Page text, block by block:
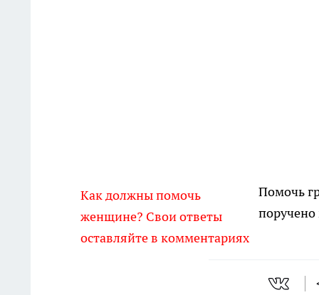
Как должны помочь
женщине? Свои ответы
оставляйте в комментариях
Помочь
поручено